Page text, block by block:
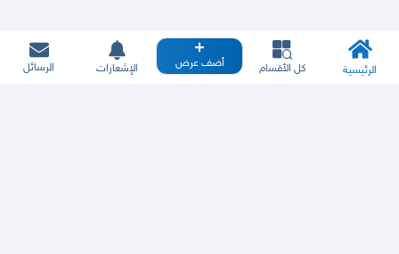
الرئيسية كل الأقسام أضف عرض الإشعارات الرسائل